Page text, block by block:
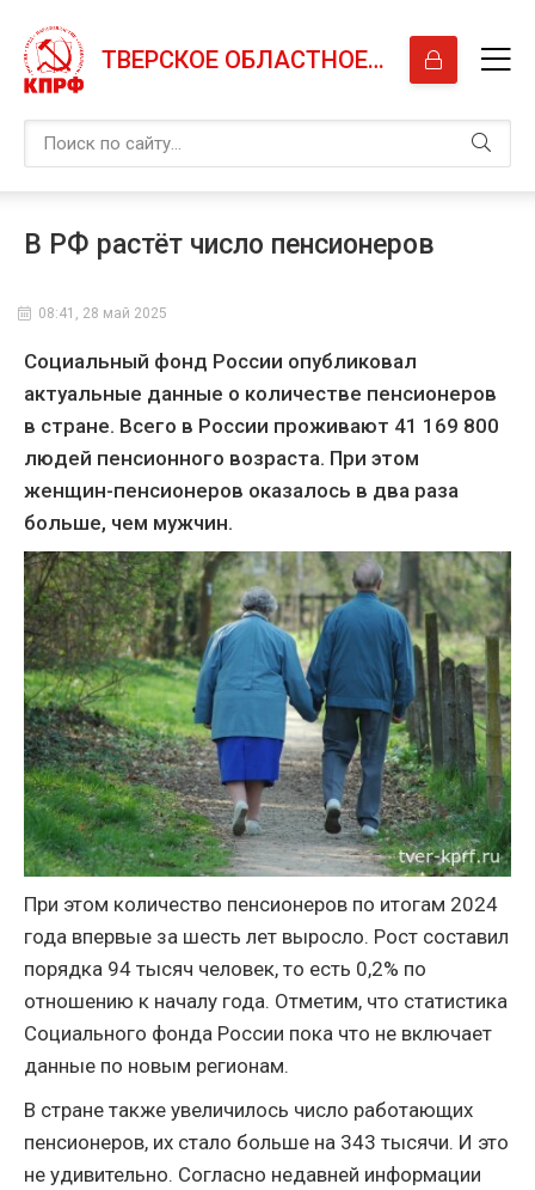
ТВЕРСКОЕ ОБЛАСТНОЕ ОТДЕЛЕНИЕ КПРФ
В РФ растёт число пенсионеров
08:41, 28 май 2025
Социальный фонд России опубликовал
актуальные данные о количестве пенсионеров
в стране. Всего в России проживают 41 169 800
людей пенсионного возраста. При этом
женщин-пенсионеров оказалось в два раза
больше, чем мужчин.
При этом количество пенсионеров по итогам 2024
года впервые за шесть лет выросло. Рост составил
порядка 94 тысяч человек, то есть 0,2% по
отношению к началу года. Отметим, что статистика
Социального фонда России пока что не включает
данные по новым регионам.
В стране также увеличилось число работающих
пенсионеров, их стало больше на 343 тысячи. И это
не удивительно. Согласно недавней информации